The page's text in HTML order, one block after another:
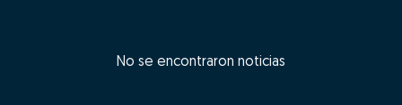
No se encontraron noticias